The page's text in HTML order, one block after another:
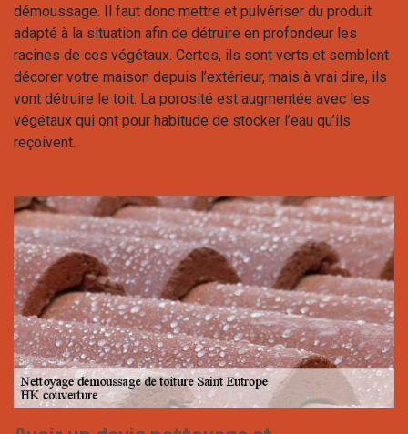
démoussage. Il faut donc mettre et pulvériser du produit
adapté à la situation afin de détruire en profondeur les
racines de ces végétaux. Certes, ils sont verts et semblent
décorer votre maison depuis l’extérieur, mais à vrai dire, ils
vont détruire le toit. La porosité est augmentée avec les
végétaux qui ont pour habitude de stocker l’eau qu’ils
reçoivent.